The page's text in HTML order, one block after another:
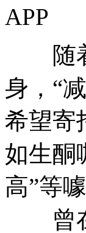
APP
随着
身，“
希望寄
如生酮
高”等
曾在